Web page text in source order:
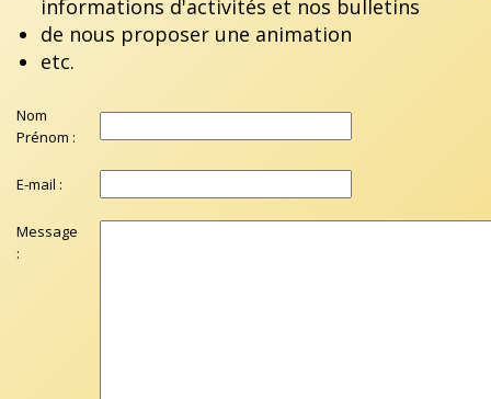
informations d'activités et nos bulletins
de nous proposer une animation
etc.
Nom
Prénom :
E-mail :
Message
: